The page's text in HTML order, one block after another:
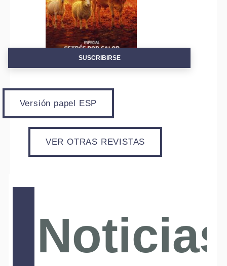
SUSCRIBIRSE
Versión papel ESP
VER OTRAS REVISTAS
Noticias